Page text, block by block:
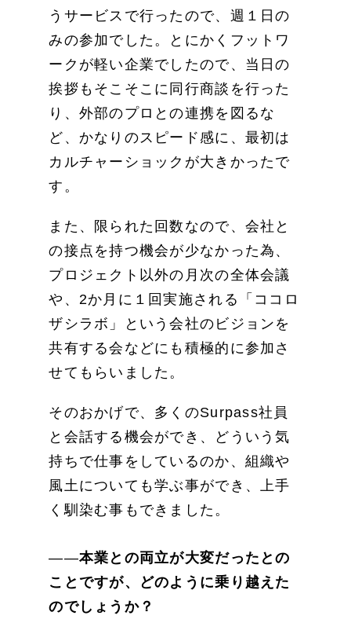
うサービスで行ったので、週１日の
みの参加でした。とにかくフットワ
ークが軽い企業でしたので、当日の
挨拶もそこそこに同行商談を行った
り、外部のプロとの連携を図るな
ど、かなりのスピード感に、最初は
カルチャーショックが大きかったで
す。
また、限られた回数なので、会社と
の接点を持つ機会が少なかった為、
プロジェクト以外の月次の全体会議
や、2か月に１回実施される「ココロ
ザシラボ」という会社のビジョンを
共有する会などにも積極的に参加さ
せてもらいました。
そのおかげで、多くのSurpass社員
と会話する機会ができ、どういう気
持ちで仕事をしているのか、組織や
風土についても学ぶ事ができ、上手
く馴染む事もできました。
――本業との両立が大変だったとの
ことですが、どのように乗り越えた
のでしょうか？